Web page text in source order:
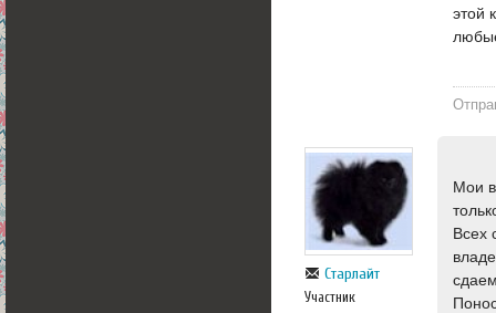
этой
Старлайт
Участник
Мои
Всех